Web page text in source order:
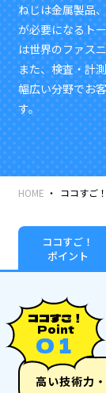
ねじは金属製品
が必要になるト
は世界のファス
また、検査・計
幅広い分野でお
す。
HOME ココすご
ココすご！
ポイント
ココすご！
Point
０１
高い技術力